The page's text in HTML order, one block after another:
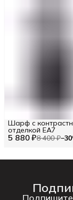
5 880 ₽8 400 ₽−30
Шарф с
отделкой EA7